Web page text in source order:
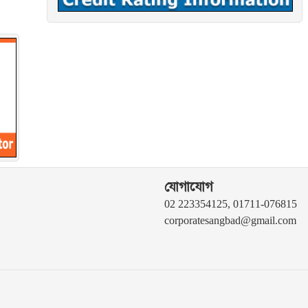
যোগাযোগ
02 223354125, 01711-076815
corporatesangbad@gmail.com